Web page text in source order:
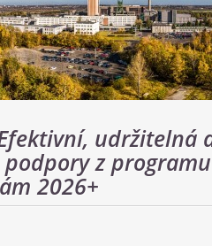
udržitelná
z
2026+